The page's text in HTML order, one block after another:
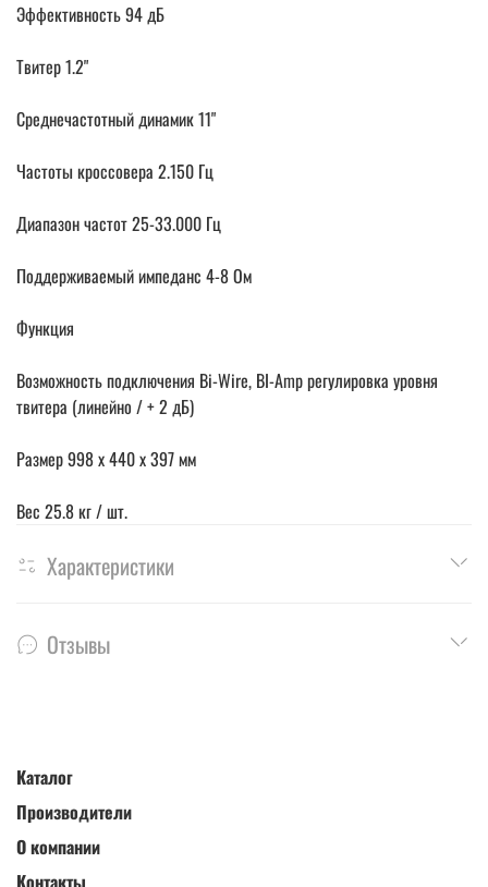
Эффективность 94 дБ
Твитер 1.2"
Среднечастотный динамик 11"
Частоты кроссовера 2.150 Гц
Диапазон частот 25-33.000 Гц
Поддерживаемый импеданс 4-8 Ом
Функция
Возможность подключения Bi-Wire, BI-Amp регулировка уровня
твитера (линейно / + 2 дБ)
Размер 998 x 440 x 397 мм
Вес 25.8 кг / шт.
Характеристики
Отзывы
Каталог
Производители
О компании
Контакты